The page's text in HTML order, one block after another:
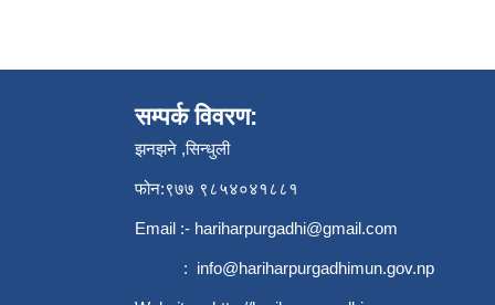
सम्पर्क विवरण:
झनझने ,सिन्धुली
फोन:९७७ ९८५४०४१८८१
Email :- hariharpurgadhi@gmail.com
: info@hariharpurgadhimun.gov.np